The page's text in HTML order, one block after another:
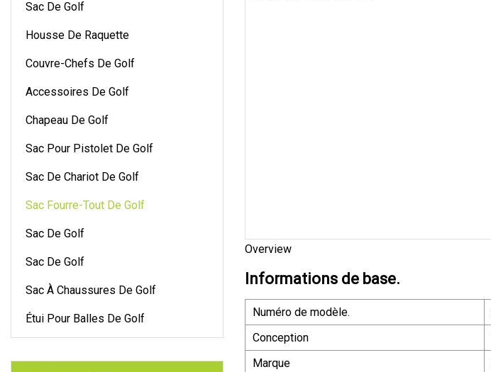
Sac De Golf
Housse De Raquette
Couvre-Chefs De Golf
Accessoires De Golf
Chapeau De Golf
Sac Pour Pistolet De Golf
Sac De Chariot De Golf
Sac Fourre-Tout De Golf
Sac De Golf
Sac De Golf
Sac À Chaussures De Golf
Étui Pour Balles De Golf
Overview
Informations de base.
Numéro de modèle.
Conception
Marque